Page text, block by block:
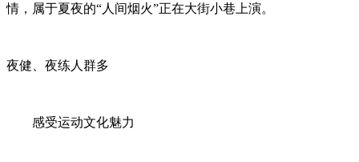
情，属于夏夜的“人间烟火”正在大街小巷上演。
夜健、夜练人群多
感受运动文化魅力